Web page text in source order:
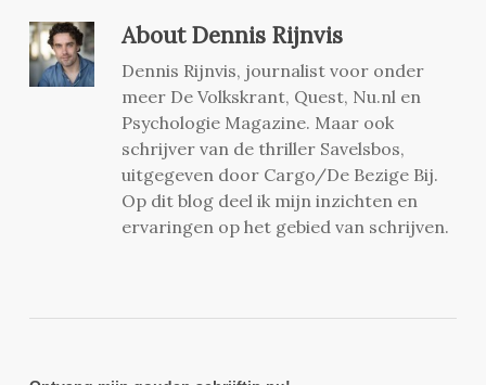
AboutDennis Rijnvis
Dennis Rijnvis, journalist voor onder
meer De Volkskrant, Quest, Nu.nl en
Psychologie Magazine. Maar ook
schrijver van de thriller Savelsbos,
uitgegeven door Cargo/De Bezige Bij.
Op dit blog deel ik mijn inzichten en
ervaringen op het gebied van schrijven.